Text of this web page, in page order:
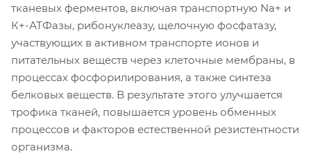
тканевых ферментов, включая транспортную Na+ и
К+-АТФазы, рибонуклеазу, щелочную фосфатазу,
участвующих в активном транспорте ионов и
питательных веществ через клеточные мембраны, в
процессах фосфорилирования, а также синтеза
белковых веществ. В результате этого улучшается
трофика тканей, повышается уровень обменных
процессов и факторов естественной резистентности
организма.